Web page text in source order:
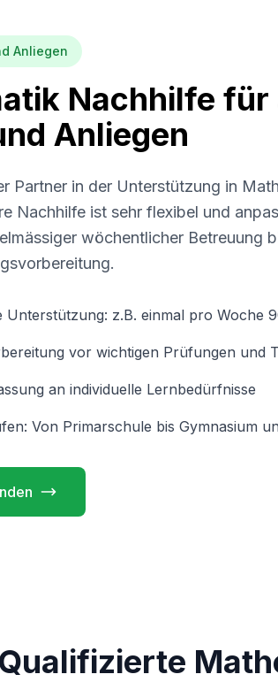
Anliegen
Nachhilfe für
Anliegen
Partner in der Unterstützung in
Nachhilfe ist sehr flexibel und
wöchentlicher Betreuung
Unterstützung: z.B. einmal pro Woche
vor wichtigen Prüfungen und
an individuelle Lernbedürfnisse
Von Primarschule bis Gymnasium
Qualifizierte